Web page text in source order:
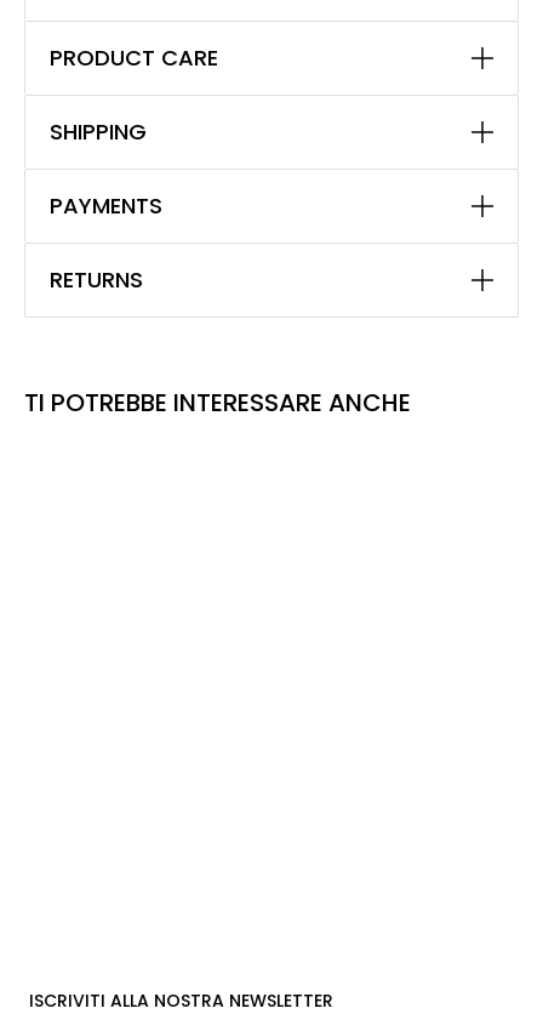
PRODUCT CARE
SHIPPING
PAYMENTS
RETURNS
TI POTREBBE INTERESSARE ANCHE
ISCRIVITI ALLA NOSTRA NEWSLETTER